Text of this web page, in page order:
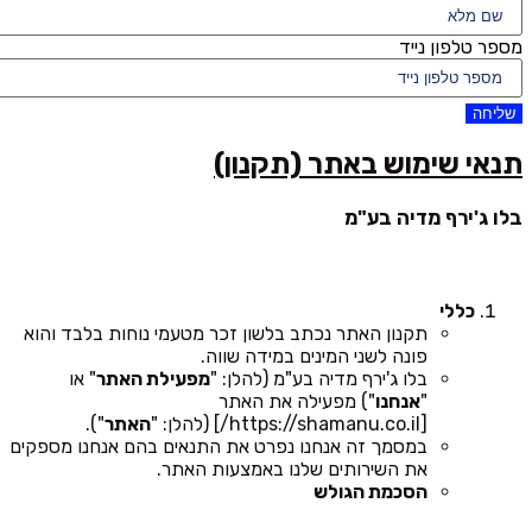
מספר טלפון נייד
שליחה
תנאי שימוש באתר (תקנון)
בלו ג'ירף מדיה בע"מ
כללי
תקנון האתר נכתב בלשון זכר מטעמי נוחות בלבד והוא
פונה לשני המינים במידה שווה.
בלו ג'ירף מדיה בע"מ (להלן: "מפעילת האתר" או
"אנחנו") מפעילה את האתר
[https://shamanu.co.il/] (להלן: "
האתר").
במסמך זה אנחנו נפרט את התנאים בהם אנחנו מספקים
את השירותים שלנו באמצעות האתר.
הסכמת הגולש